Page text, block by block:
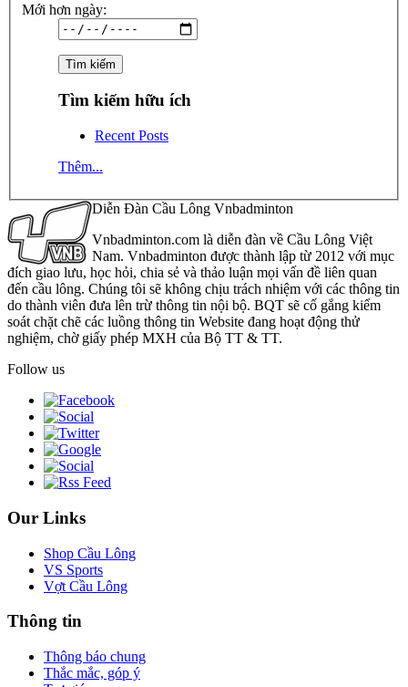
Mới hơn ngày:
Tìm kiếm hữu ích
Recent Posts
Thêm...
Diễn Đàn Cầu Lông Vnbadminton
Vnbadminton.com là diễn đàn về Cầu Lông Việt
Nam. Vnbadminton được thành lập từ 2012 với mục
đích giao lưu, học hỏi, chia sẻ và thảo luận mọi vấn đề liên quan
đến cầu lông. Chúng tôi sẽ không chịu trách nhiệm với các thông tin
do thành viên đưa lên trừ thông tin nội bộ. BQT sẽ cố gắng kiểm
soát chặt chẽ các luồng thông tin Website đang hoạt động thử
nghiệm, chờ giấy phép MXH của Bộ TT & TT.
Follow us
Our Links
Shop Cầu Lông
VS Sports
Vợt Cầu Lông
Thông tin
Thông báo chung
Thắc mắc, góp ý